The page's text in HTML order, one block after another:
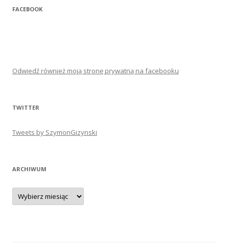
FACEBOOK
Odwiedź również moją stronę prywatną na facebooku
TWITTER
Tweets by SzymonGizynski
ARCHIWUM
Archiwum